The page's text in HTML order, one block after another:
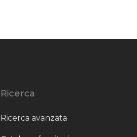
Ricerca
Ricerca avanzata